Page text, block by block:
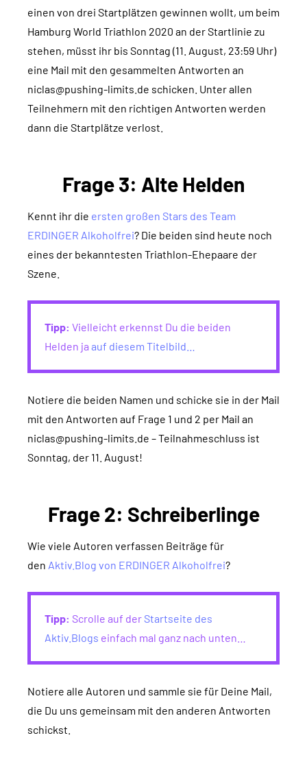
einen von drei Startplätzen gewinnen wollt, um beim
Hamburg World Triathlon 2020 an der Startlinie zu
stehen, müsst ihr bis Sonntag (11. August, 23:59 Uhr)
eine Mail mit den gesammelten Antworten an
niclas@pushing-limits.de schicken. Unter allen
Teilnehmern mit den richtigen Antworten werden
dann die Startplätze verlost.
Frage 3: Alte Helden
Kennt ihr die ersten großen Stars des Team
ERDINGER Alkoholfrei? Die beiden sind heute noch
eines der bekanntesten Triathlon-Ehepaare der
Szene.
Tipp: Vielleicht erkennst Du die beiden
Helden ja auf diesem Titelbild…
Notiere die beiden Namen und schicke sie in der Mail
mit den Antworten auf Frage 1 und 2 per Mail an
niclas@pushing-limits.de – Teilnahmeschluss ist
Sonntag, der 11. August!
Frage 2: Schreiberlinge
Wie viele Autoren verfassen Beiträge für
den Aktiv.Blog von ERDINGER Alkoholfrei?
Tipp: Scrolle auf der Startseite des
Aktiv.Blogs einfach mal ganz nach unten…
Notiere alle Autoren und sammle sie für Deine Mail,
die Du uns gemeinsam mit den anderen Antworten
schickst.